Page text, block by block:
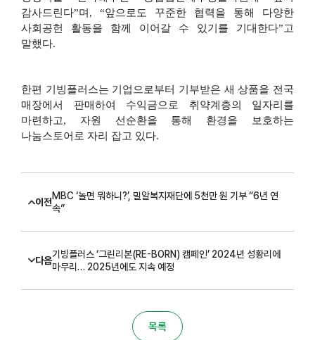
감사드린다”며 , “앞으로도 꾸준한 협력을 통해 다양한
사회공헌 활동을 함께 이어갈 수 있기를 기대한다”고
말했다.
한편 기빙플러스는 기업으로부터 기부받은 새 상품을 전국
매장에서 판매하여 수익금으로 취약계층의 일자리를
마련하고, 자원 선순환을 통해 환경을 보호하는
나눔스토어로 자리 잡고 있다.
이전
MBC ‘놀면 뭐하니?’, 밀알복지재단에 5천만 원 기부 “6년 연
속”
다음
기빙플러스 ‘그린리본(RE-BORN) 캠페인’ 2024년 성황리에
마무리… 2025년에도 지속 예정
목록